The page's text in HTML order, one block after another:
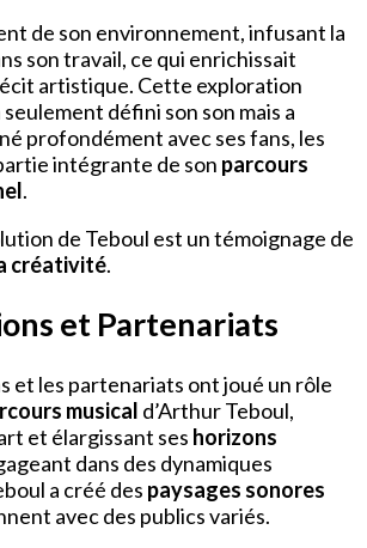
de son environnement, infusant la
son travail, ce qui enrichissait
artistique. Cette exploration
défini son son mais a
profondément avec ses fans, les
intégrante de son parcours
.
de Teboul est un témoignage de
créativité.
et Partenariats
et les partenariats ont joué un rôle
musical d’Arthur Teboul,
et élargissant ses horizons
dans des dynamiques
a créé des paysages sonores
avec des publics variés.